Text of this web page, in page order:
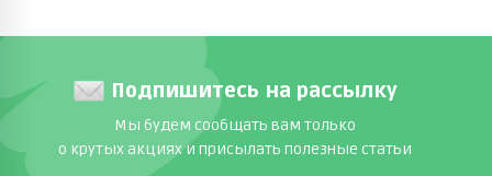
Подпишитесь на рассылку
Мы будем сообщать вам только
о крутых акциях и присылать полезные статьи